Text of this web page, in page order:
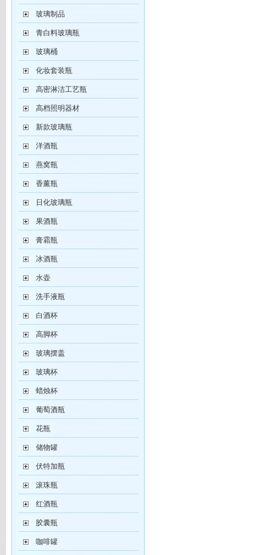
玻璃制品
青白料玻璃瓶
玻璃桶
化妆套装瓶
高密淋洁工艺瓶
高档照明器材
新款玻璃瓶
洋酒瓶
燕窝瓶
香薰瓶
日化玻璃瓶
果酒瓶
膏霜瓶
冰酒瓶
水壶
洗手液瓶
白酒杯
高脚杯
玻璃摆盖
玻璃杯
蜡烛杯
葡萄酒瓶
花瓶
储物罐
伏特加瓶
滚珠瓶
红酒瓶
胶囊瓶
咖啡罐